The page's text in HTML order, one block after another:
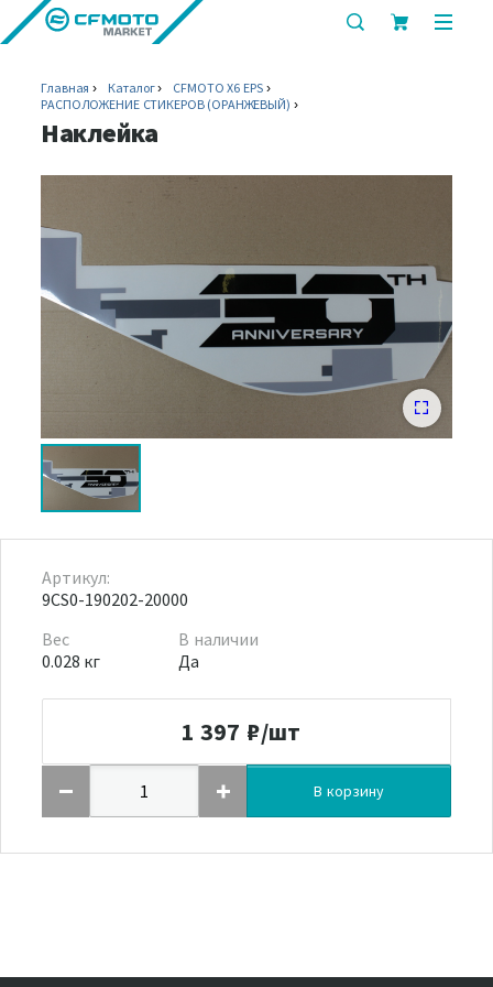
показать
Главная Каталог
CFMOTO X6 EPS
РАСПОЛОЖЕНИЕ СТИКЕРОВ (ОРАНЖЕВЫЙ)
Наклейка
Артикул:
9CS0-190202-20000
Вес
0.028 кг
В наличии
Да
1 397 ₽/шт
В корзину